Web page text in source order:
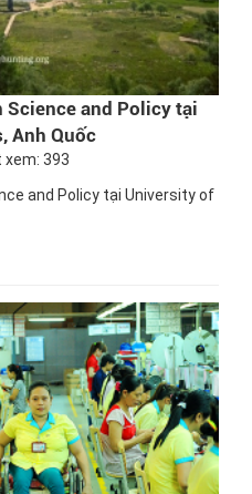
Science and Policy tại
Anh Quốc
393
and Policy tại University of